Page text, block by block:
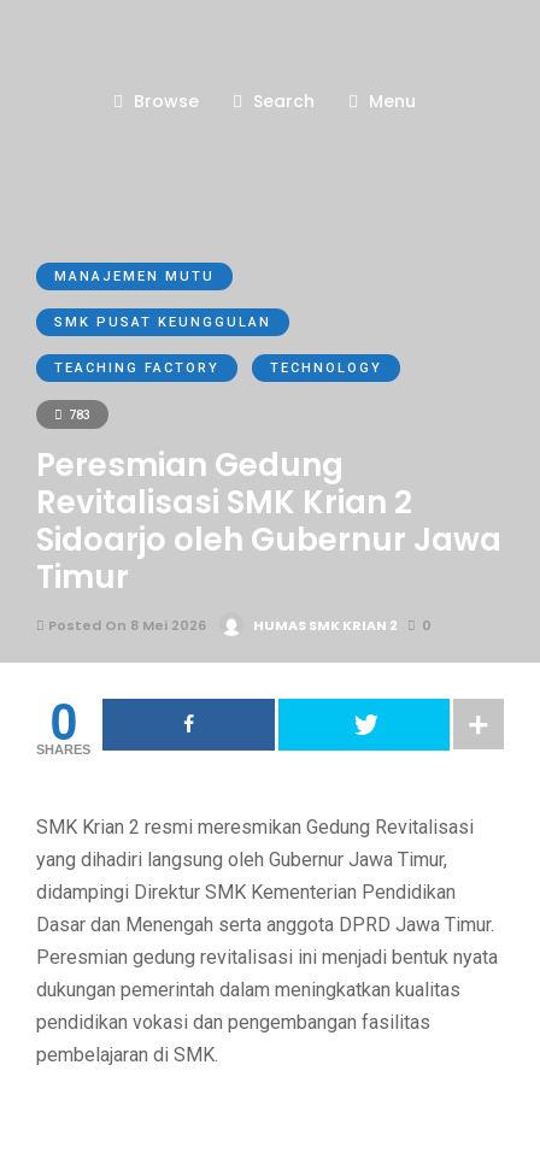
Browse Search Menu
MANAJEMEN MUTU
SMK PUSAT KEUNGGULAN
TEACHING FACTORY TECHNOLOGY
783
Peresmian Gedung
Revitalisasi SMK Krian 2
Sidoarjo oleh Gubernur Jawa
Timur
Posted On 8 Mei 2026 HUMAS SMK KRIAN 2 0
0
SHARES
SMK Krian 2 resmi meresmikan Gedung Revitalisasi
yang dihadiri langsung oleh Gubernur Jawa Timur,
didampingi Direktur SMK Kementerian Pendidikan
Dasar dan Menengah serta anggota DPRD Jawa Timur.
Peresmian gedung revitalisasi ini menjadi bentuk nyata
dukungan pemerintah dalam meningkatkan kualitas
pendidikan vokasi dan pengembangan fasilitas
pembelajaran di SMK.